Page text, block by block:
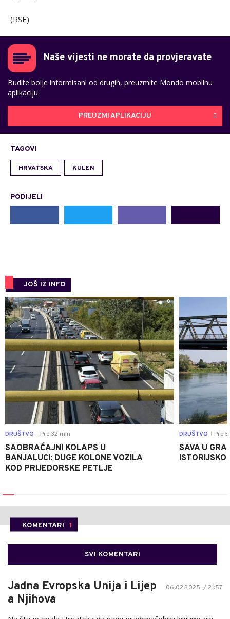
(RSE)
Naše vijesti ne morate da provjeravate
Budite bolje informisani od drugih, preuzmite Mondo mobilnu
aplikaciju
PREUZMI APLIKACIJU
TAGOVI
HRVATSKA KULEN
PODIJELI
JOŠ IZ INFO
0
DRUŠTVO Pre 32 min
SAOBRAĆAJNI KOLAPS U
BANJALUCI: DUGE KOLONE VOZILA
KOD PRIJEDORSKE PETLJE
DRUŠTVO Pre
SAVA U
KOMENTARI 1
SVI KOMENTARI
Jadna Evropska Unija i Lijep
a Njihova
06.02.2025. / 21:57